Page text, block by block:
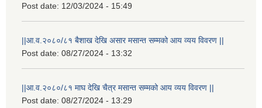
Post date: 12/03/2024 - 15:49
||आ.व.२०८०/८१ बैशाख देखि असार मसान्त सम्मको आय व्यय विवरण ||
Post date: 08/27/2024 - 13:32
||आ.व.२०८०/८१ माघ देखि चैत्र मसान्त सम्मको आय व्यय विवरण ||
Post date: 08/27/2024 - 13:29